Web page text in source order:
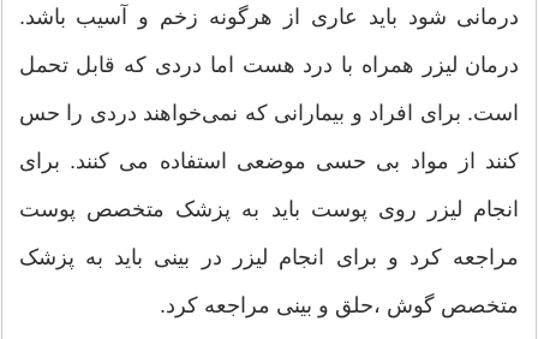
درمانی شود باید عاری از هرگونه زخم و آسیب باشد.
درمان لیزر همراه با درد هست اما دردی که قابل تحمل
است. برای افراد و بیمارانی که نمی‌خواهند دردی را حس
کنند از مواد بی حسی موضعی استفاده می کنند. برای
انجام لیزر روی پوست باید به پزشک متخصص پوست
مراجعه کرد و برای انجام لیزر در بینی باید به پزشک
متخصص گوش ،حلق و بینی مراجعه کرد.